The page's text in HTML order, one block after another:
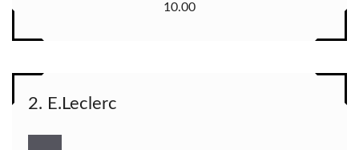
10.00
2. E.Leclerc